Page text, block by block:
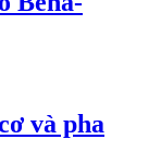
và pha